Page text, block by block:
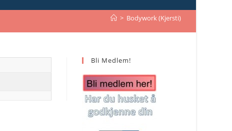
> Bodywork (Kjersti)
Bli Medlem!